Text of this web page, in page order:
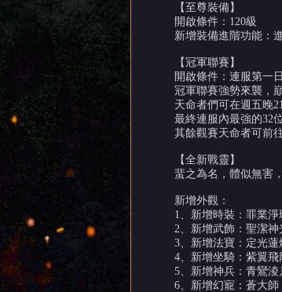
【至尊裝備】
開啟條件：120級
新增裝備進階功能：
【冠軍聯賽】
開啟條件：連服第一
冠軍聯賽強勢來襲，
天命者們可在週五晚
最終連服內最強的32
其餘觀賽天命者可前
【全新戰靈】
蜚之為名，體似無害
新增外觀：
1、新增時裝：罪業淨
2、新增武飾：聖潔神
3、新增法寶：定光蓮
4、新增坐騎：紫翼飛
5、新增神兵：青鸞淩
6、新增幻寵：蒼大師